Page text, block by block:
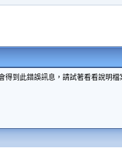
到此錯誤訊息，請試著看看說明檔